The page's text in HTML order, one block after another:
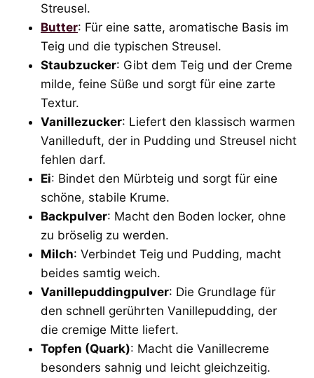
Streusel.
Butter: Für eine satte, aromatische Basis im
Teig und die typischen Streusel.
Staubzucker: Gibt dem Teig und der Creme
milde, feine Süße und sorgt für eine zarte
Textur.
Vanillezucker: Liefert den klassisch warmen
Vanilleduft, der in Pudding und Streusel nicht
fehlen darf.
Ei: Bindet den Mürbteig und sorgt für eine
schöne, stabile Krume.
Backpulver: Macht den Boden locker, ohne
zu bröselig zu werden.
Milch: Verbindet Teig und Pudding, macht
beides samtig weich.
Vanillepuddingpulver: Die Grundlage für
den schnell gerührten Vanillepudding, der
die cremige Mitte liefert.
Topfen (Quark): Macht die Vanillecreme
besonders sahnig und leicht gleichzeitig.